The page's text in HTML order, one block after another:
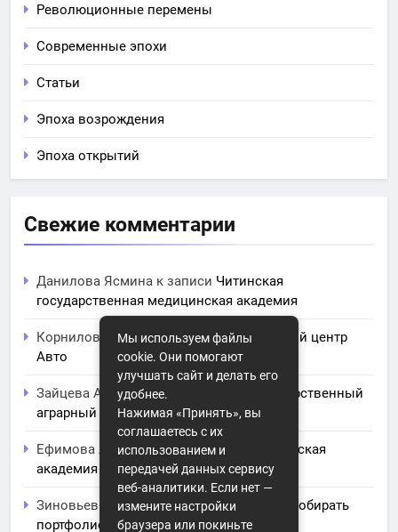
Революционные перемены
Современные эпохи
Статьи
Эпоха возрождения
Эпоха открытий
Свежие комментарии
Данилова Ясмина к записи Читинская
государственная медицинская академия
Корнилова Анитак записиЧПОУ Учебный центр
Авто
Зайцева Аринак записи
Курский государственный
аграрный университет им. И.И. Иванова
Ефимова Лидияк записиСеверо-Кавказская
академия управления
Зиновьев Радомирк записиИскусство собирать
портфолио: советы и заметки для
Мы используем файлы
cookie. Они помогают
улучшать сайт и делать его
удобнее.
Нажимая «Принять», вы
соглашаетесь с их
использованием и
передачей данных сервису
веб-аналитики. Если нет —
измените настройки
браузера или покиньте